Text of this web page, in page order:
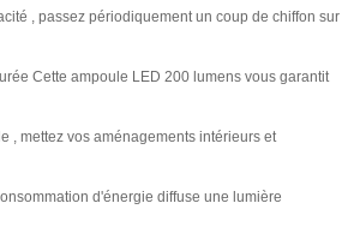
, passez périodiquement un coup de chiffon sur
Cette ampoule LED 200 lumens vous garantit
, mettez vos aménagements intérieurs et
d'énergie diffuse une lumière